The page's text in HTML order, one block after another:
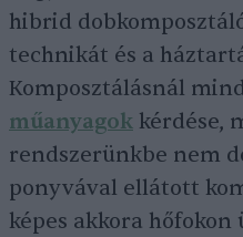
hibrid
technikát és a
Komposztálásnál
műanyagok kérdése,
rendszerünkbe nem
ponyvával ellátott
képes akkora hőfokon